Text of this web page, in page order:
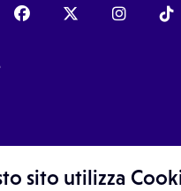
sito utilizza